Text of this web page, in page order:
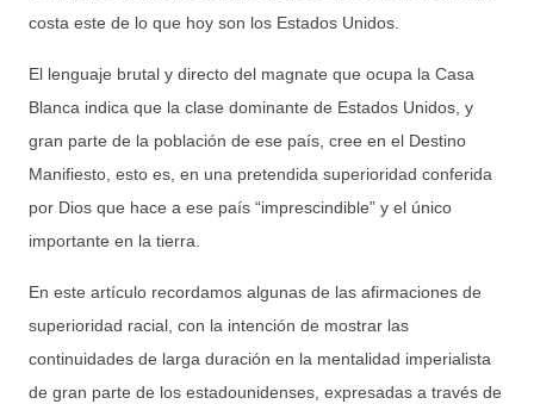
costa este de lo que hoy son los Estados Unidos.
El lenguaje brutal y directo del magnate que ocupa la Casa
Blanca indica que la clase dominante de Estados Unidos, y
gran parte de la población de ese país, cree en el Destino
Manifiesto, esto es, en una pretendida superioridad conferida
por Dios que hace a ese país “imprescindible” y el único
importante en la tierra.
En este artículo recordamos algunas de las afirmaciones de
superioridad racial, con la intención de mostrar las
continuidades de larga duración en la mentalidad imperialista
de gran parte de los estadounidenses, expresadas a través de